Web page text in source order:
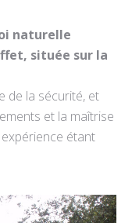
naturelle
située sur la
de la sécurité, et
et la maîtrise
étant